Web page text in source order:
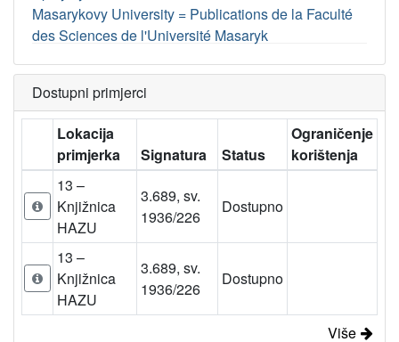
Masarykovy University = Publications de la Faculté
des Sciences de l'Université Masaryk
Dostupni primjerci
Lokacija
primjerka
Signatura Status
Ograničenje
korištenja
13 –
Knjižnica
HAZU
3.689, sv.
1936/226
Dostupno
13 –
Knjižnica
HAZU
3.689, sv.
1936/226
Dostupno
Više